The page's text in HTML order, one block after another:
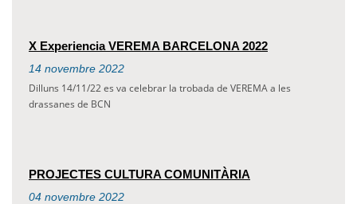
X Experiencia VEREMA BARCELONA 2022
14 novembre 2022
Dilluns 14/11/22 es va celebrar la trobada de VEREMA a les
drassanes de BCN
PROJECTES CULTURA COMUNITÀRIA
04 novembre 2022